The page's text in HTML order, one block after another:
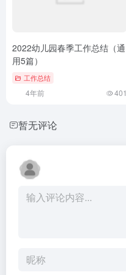
2022幼儿园春季工作总结（通
用5篇）
工作总结
4年前 401
暂无评论